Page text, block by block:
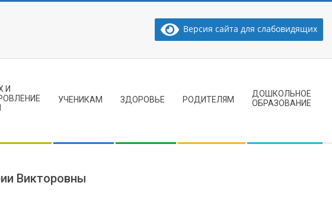
Версия сайта для слабовидящих
И
УЧЕНИКАМ ЗДОРОВЬЕ РОДИТЕЛЯМ
ДОШКОЛЬНОЕ
ОБРАЗОВАНИЕ
Викторовны